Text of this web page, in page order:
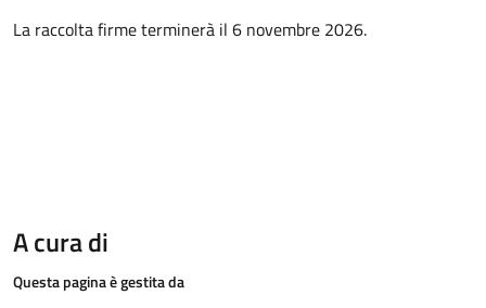
La raccolta firme terminerà il 6 novembre 2026.
A cura di
Questa pagina è gestita da